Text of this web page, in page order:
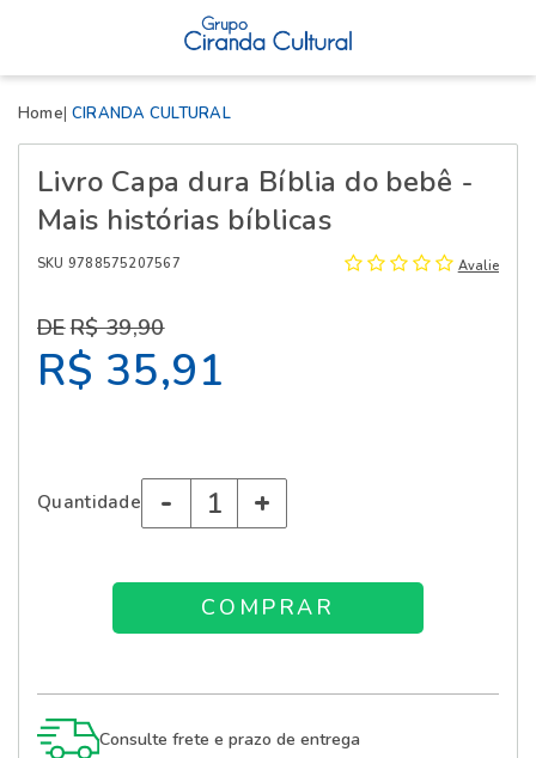
Home CIRANDA CULTURAL
Livro Capa dura Bíblia do bebê -
Mais histórias bíblicas
SKU 9788575207567 Avalie
R$ 39,90
R$ 35,91
Quantidade - +
Consulte frete e prazo de entrega